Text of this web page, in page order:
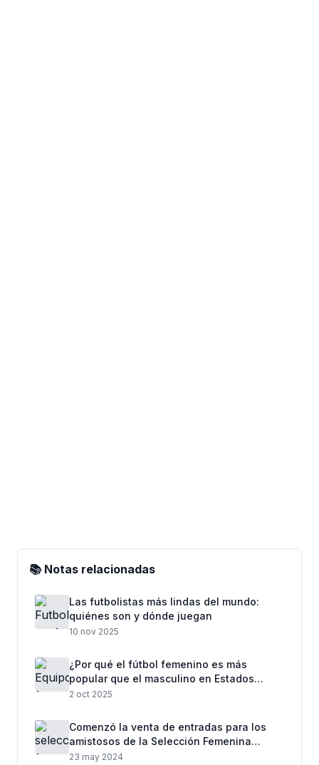
📚 Notas relacionadas
Las futbolistas más lindas del mundo:
quiénes son y dónde juegan
10 nov 2025
¿Por qué el fútbol femenino es más
popular que el masculino en Estados
Unidos?
2 oct 2025
Comenzó la venta de entradas para los
amistosos de la Selección Femenina
frente a Costa Rica
23 may 2024